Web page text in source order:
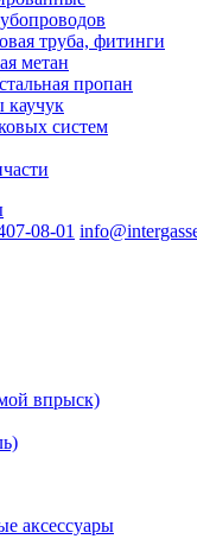
труба, фитинги
метан
пропан
каучук
систем
08-01
впрыск)
аксессуары